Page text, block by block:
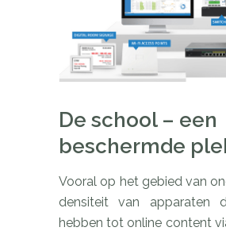
De school – een
beschermde
Vooral op het gebied van
densiteit van apparaten
hebben tot online content